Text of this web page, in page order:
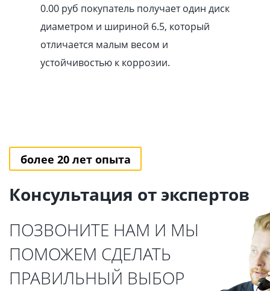
0.00 pуб покупатель получает один диск
диаметром и шириной 6.5, который
отличается малым весом и
устойчивостью к коррозии.
более 20 лет опыта
Консультация от экспертов
ПОЗВОНИТЕ НАМ И МЫ
ПОМОЖЕМ СДЕЛАТЬ
ПРАВИЛЬНЫЙ ВЫБОР